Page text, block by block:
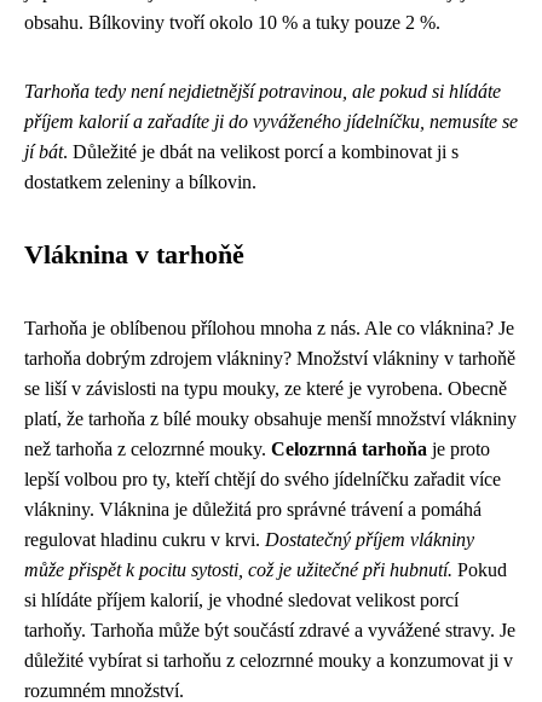
obsahu. Bílkoviny tvoří okolo 10 % a tuky pouze 2 %.
Tarhoňa tedy není nejdietnější potravinou, ale pokud si hlídáte
příjem kalorií a zařadíte ji do vyváženého jídelníčku, nemusíte se
jí bát. Důležité je dbát na velikost porcí a kombinovat ji s
dostatkem zeleniny a bílkovin.
Vláknina v tarhoňě
Tarhoňa je oblíbenou přílohou mnoha z nás. Ale co vláknina? Je
tarhoňa dobrým zdrojem vlákniny? Množství vlákniny v tarhoňě
se liší v závislosti na typu mouky, ze které je vyrobena. Obecně
platí, že tarhoňa z bílé mouky obsahuje menší množství vlákniny
než tarhoňa z celozrnné mouky. Celozrnná tarhoňa je proto
lepší volbou pro ty, kteří chtějí do svého jídelníčku zařadit více
vlákniny. Vláknina je důležitá pro správné trávení a pomáhá
regulovat hladinu cukru v krvi. Dostatečný příjem vlákniny
může přispět k pocitu sytosti, což je užitečné při hubnutí. Pokud
si hlídáte příjem kalorií, je vhodné sledovat velikost porcí
tarhoňy. Tarhoňa může být součástí zdravé a vyvážené stravy. Je
důležité vybírat si tarhoňu z celozrnné mouky a konzumovat ji v
rozumném množství.